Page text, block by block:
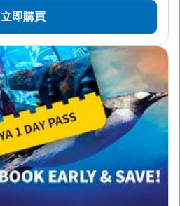
立即購買